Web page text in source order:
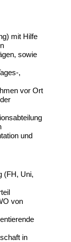
mit Hilfe
sowie
,
vor Ort
und
(FH, Uni,
von
in